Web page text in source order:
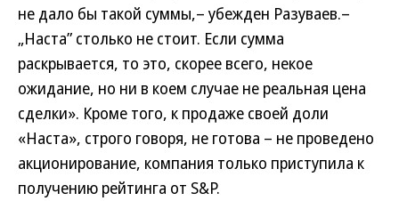
не дало бы такой суммы,– убежден Разуваев.–
„Наста” столько не стоит. Если сумма
раскрывается, то это, скорее всего, некое
ожидание, но ни в коем случае не реальная цена
сделки». Кроме того, к продаже своей доли
«Наста», строго говоря, не готова – не проведено
акционирование, компания только приступила к
получению рейтинга от S&P.